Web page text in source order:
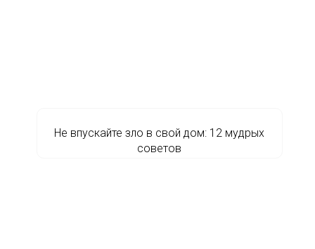
Не впускайте зло в свой дом: 12 мудрых
советов